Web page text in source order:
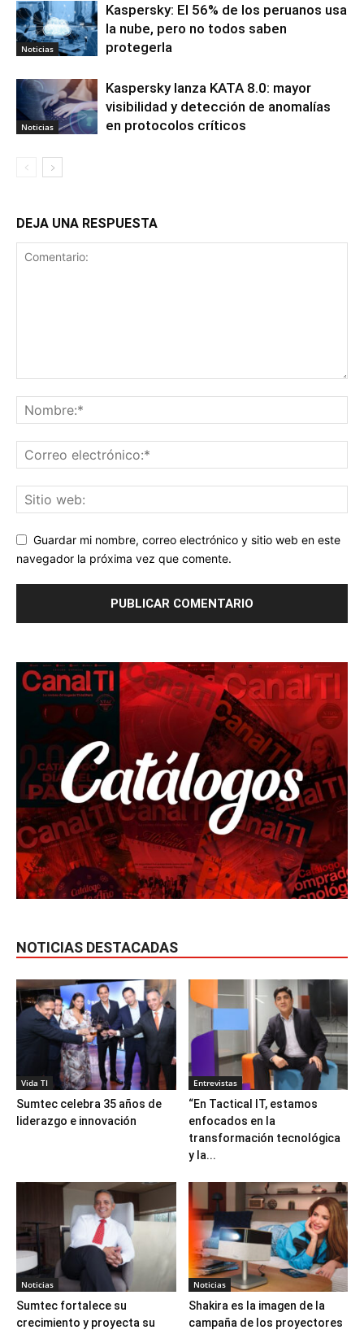
Noticias
Kaspersky: El 56% de los peruanos usa
la nube, pero no todos saben
protegerla
Noticias
Kaspersky lanza KATA 8.0: mayor
visibilidad y detección de anomalías
en protocolos críticos
DEJA UNA RESPUESTA
Guardar mi nombre, correo electrónico y sitio web en este
navegador la próxima vez que comente.
NOTICIAS DESTACADAS
Vida TI
Sumtec celebra 35 años de
liderazgo e innovación
Entrevistas
“En Tactical IT, estamos
enfocados en la
transformación tecnológica
y la...
Noticias
Sumtec fortalece su
crecimiento y proyecta su
Noticias
Shakira es la imagen de la
campaña de los proyectores